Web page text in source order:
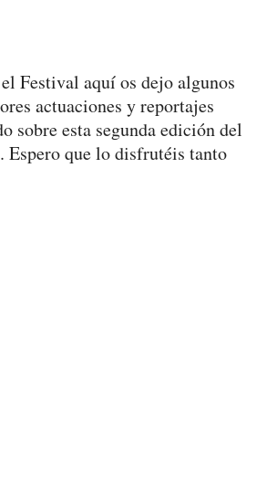
Festival aquí os dejo algunos
actuaciones y reportajes
sobre esta segunda edición del
que lo disfrutéis tanto